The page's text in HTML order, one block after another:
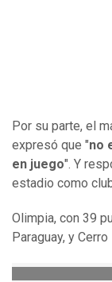
Por su parte, el
expresó que "no
en juego". Y
estadio como
Olimpia, con 39
Paraguay, y